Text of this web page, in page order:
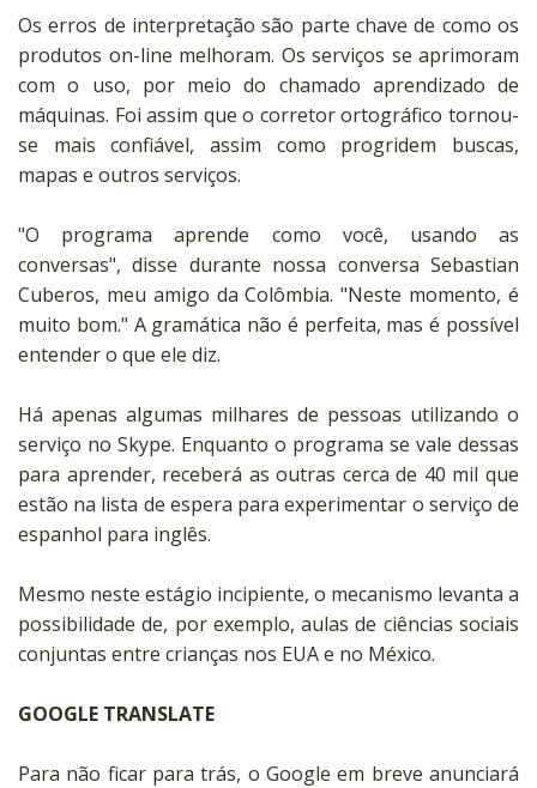
Os erros de interpretação são parte chave de como os
produtos on-line melhoram. Os serviços se aprimoram
com o uso, por meio do chamado aprendizado de
máquinas. Foi assim que o corretor ortográfico tornou-
se mais confiável, assim como progridem buscas,
mapas e outros serviços.
"O programa aprende como você, usando as
conversas", disse durante nossa conversa Sebastian
Cuberos, meu amigo da Colômbia. "Neste momento, é
muito bom." A gramática não é perfeita, mas é possível
entender o que ele diz.
Há apenas algumas milhares de pessoas utilizando o
serviço no Skype. Enquanto o programa se vale dessas
para aprender, receberá as outras cerca de 40 mil que
estão na lista de espera para experimentar o serviço de
espanhol para inglês.
Mesmo neste estágio incipiente, o mecanismo levanta a
possibilidade de, por exemplo, aulas de ciências sociais
conjuntas entre crianças nos EUA e no México.
GOOGLE TRANSLATE
Para não ficar para trás, o Google em breve anunciará